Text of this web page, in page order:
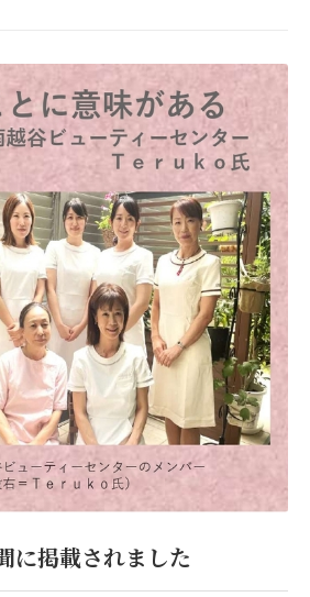
に掲載されました